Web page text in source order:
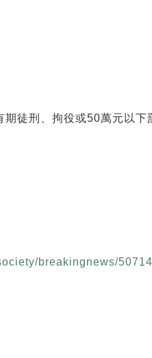
徒刑、拘役或50萬元以下
breakingnews/